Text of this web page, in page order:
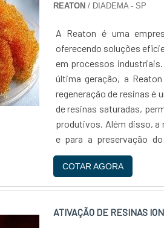
REATON / DIADEMA - SP
A Reaton é uma
oferecendo soluções
em processos
última geração, a
regeneração de resinas é
de resinas saturadas,
produtivos. Além disso, a
e para a preservação
comprometida com a
Com anos de
resinas, oferecendo
qualidade e confiança,
COTAR AGORA
ATIVAÇÃO DE RESINAS